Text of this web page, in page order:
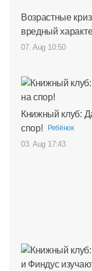
Возрастные
вредный
07. Aug 10:50
Книжный клуб:
спор!
Ребёнок
03. Aug 17:43